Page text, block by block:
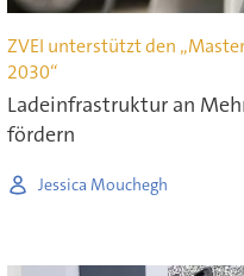
ZVEI unterstützt den
2030“
Ladeinfrastruktur an
fördern
Jessica Mouchegh